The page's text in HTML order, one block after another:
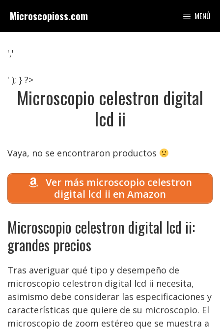
contenido
Microscopioss.com MENÚ
','
' ); } ?>
Microscopio celestron digital
lcd ii
Vaya, no se encontraron productos
Ver más microscopio celestron
digital lcd ii en Amazon
Microscopio celestron digital lcd ii:
grandes precios
Tras averiguar qué tipo y desempeño de
microscopio celestron digital lcd ii necesita,
asimismo debe considerar las especificaciones y
características que quiere de su microscopio. El
microscopio de zoom estéreo que se muestra a